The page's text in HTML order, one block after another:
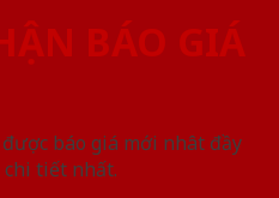
BÁO GIÁ
báo giá mới nhât đầy
tiết nhất.